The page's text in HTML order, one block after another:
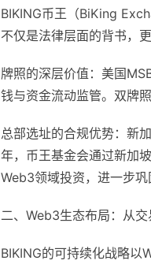
BIKING币王（BiKing
不仅是法律层面的背书，
牌照的深层价值：美国
钱与资金流动监管。双牌
总部选址的合规优势：新
年，币王基金会通过新加
Web3领域投资，进一步巩
二、Web3生态布局：从
BIKING的可持续化战略以